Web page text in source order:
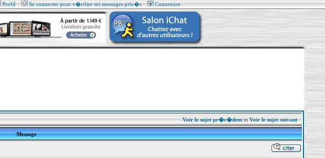
Profil Se connecter pour v�rifier ses messages priv�s Connexion
Voir le sujet pr�c�dent::Voir le sujet suivant
Message